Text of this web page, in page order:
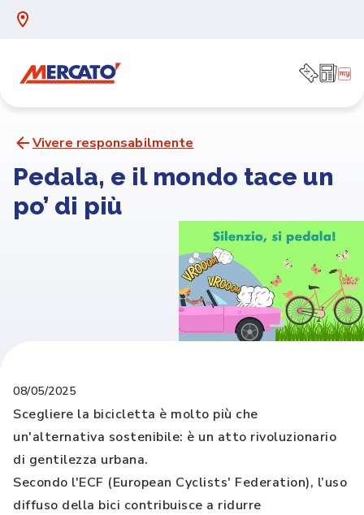
Vivere responsabilmente
Pedala, e il mondo tace un
po’ di più
08/05/2025
Scegliere la bicicletta è molto più che
un'alternativa sostenibile: è un atto rivoluzionario
di gentilezza urbana.
Secondo l'ECF (European Cyclists' Federation), l’uso
diffuso della bici contribuisce a ridurre